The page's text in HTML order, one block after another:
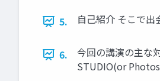
5. 自己紹介 そこで
6.
今回の講演の主な
STUDIO(or